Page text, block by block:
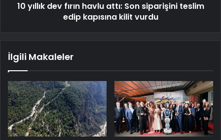
10 yıllık dev fırın havlu attı: Son siparişini teslim
edip kapısına kilit vurdu
İlgili Makaleler